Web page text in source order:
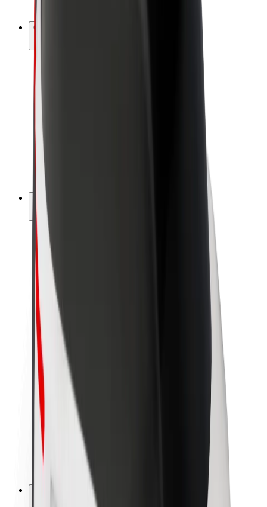
Générez des revenus avec Bolt
Entreprise
La durabilité chez Bolt
Project Zero
Blog
Actualités
Lignes directrices de marque
Notre mission
Relations investisseurs
Équipe de direction
La marque
Ressources
Fonds urbain